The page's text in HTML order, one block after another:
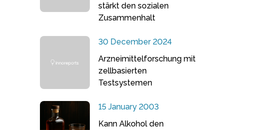
stärkt den sozialen
Zusammenhalt
30 December 2024
Arzneimittelforschung mit
zellbasierten
Testsystemen
15 January 2003
Kann Alkohol den